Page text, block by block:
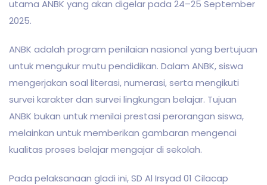
utama ANBK yang akan digelar pada 24–25 September
2025.
ANBK adalah program penilaian nasional yang bertujuan
untuk mengukur mutu pendidikan. Dalam ANBK, siswa
mengerjakan soal literasi, numerasi, serta mengikuti
survei karakter dan survei lingkungan belajar. Tujuan
ANBK bukan untuk menilai prestasi perorangan siswa,
melainkan untuk memberikan gambaran mengenai
kualitas proses belajar mengajar di sekolah.
Pada pelaksanaan gladi ini, SD Al Irsyad 01 Cilacap